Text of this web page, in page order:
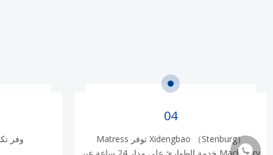
وفر
04
Xidengbao （Stenburg） توفر Matress
+86